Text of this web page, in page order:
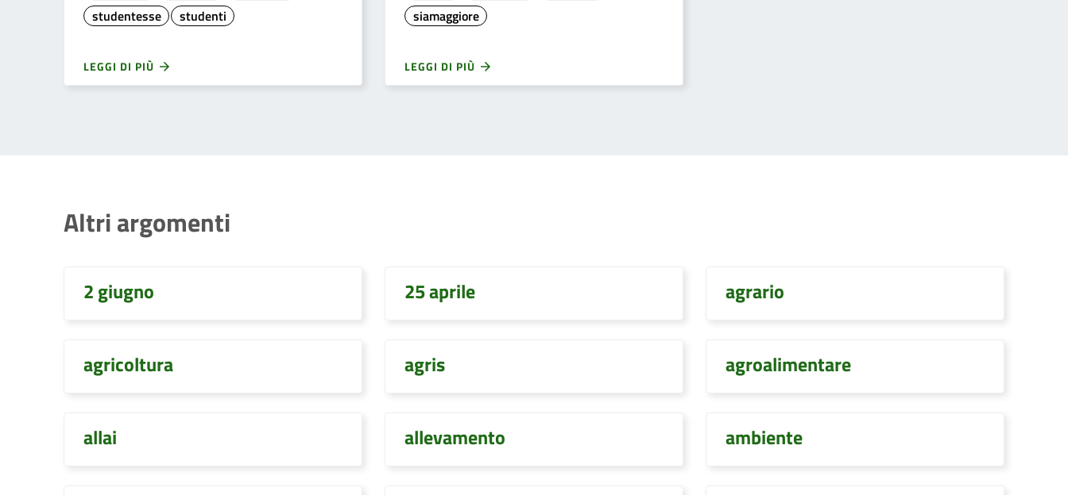
studentesse
studenti
LEGGI DI PIÙ
siamaggiore
LEGGI DI PIÙ
Altri argomenti
2 giugno 25 aprile agrario
agricoltura agris agroalimentare
allai allevamento ambiente